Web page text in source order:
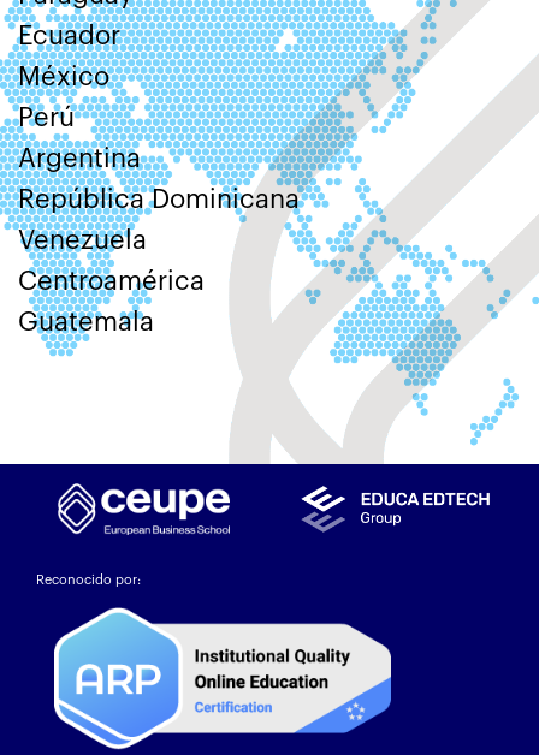
Ecuador
México
Perú
Argentina
República Dominicana
Venezuela
Centroamérica
Guatemala
Reconocido por: